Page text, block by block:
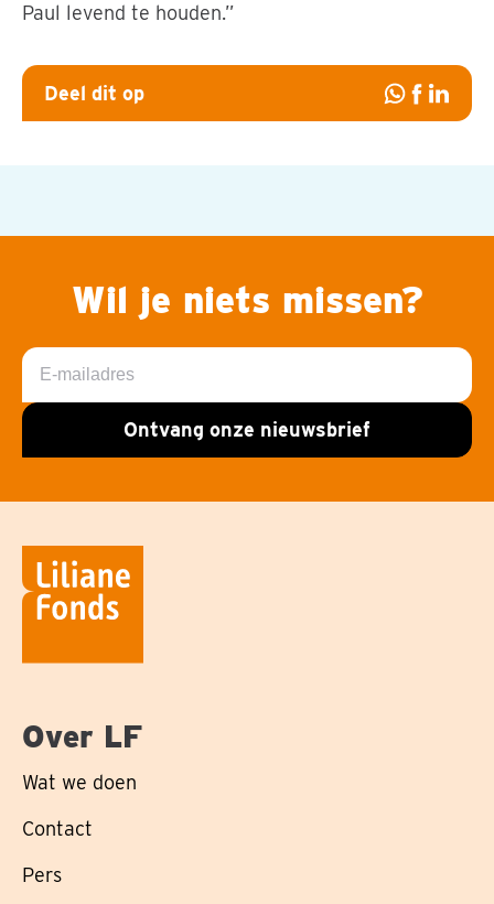
Paul levend te houden.”
Deel dit op
DeelDeel
Deel
Wil je niets missen?
E-
mailadres
Ontvang onze nieuwsbrief
Over LF
Wat we doen
Contact
Pers